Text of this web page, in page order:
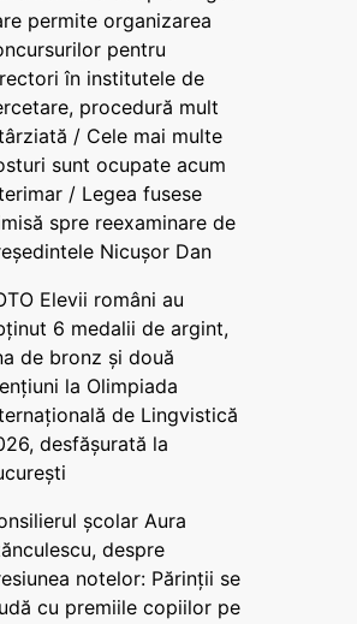
permite organizarea
pentru
în institutele de
procedură mult
/ Cele mai multe
sunt ocupate acum
/ Legea fusese
spre reexaminare de
Nicușor Dan
Elevii români au
6 medalii de argint,
de bronz și două
la Olimpiada
de Lingvistică
desfășurată la
școlar Aura
despre
notelor: Părinții se
cu premiile copiilor pe